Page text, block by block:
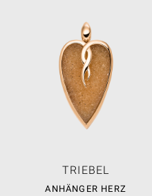
TRIEBEL
ANHÄNGER HERZ